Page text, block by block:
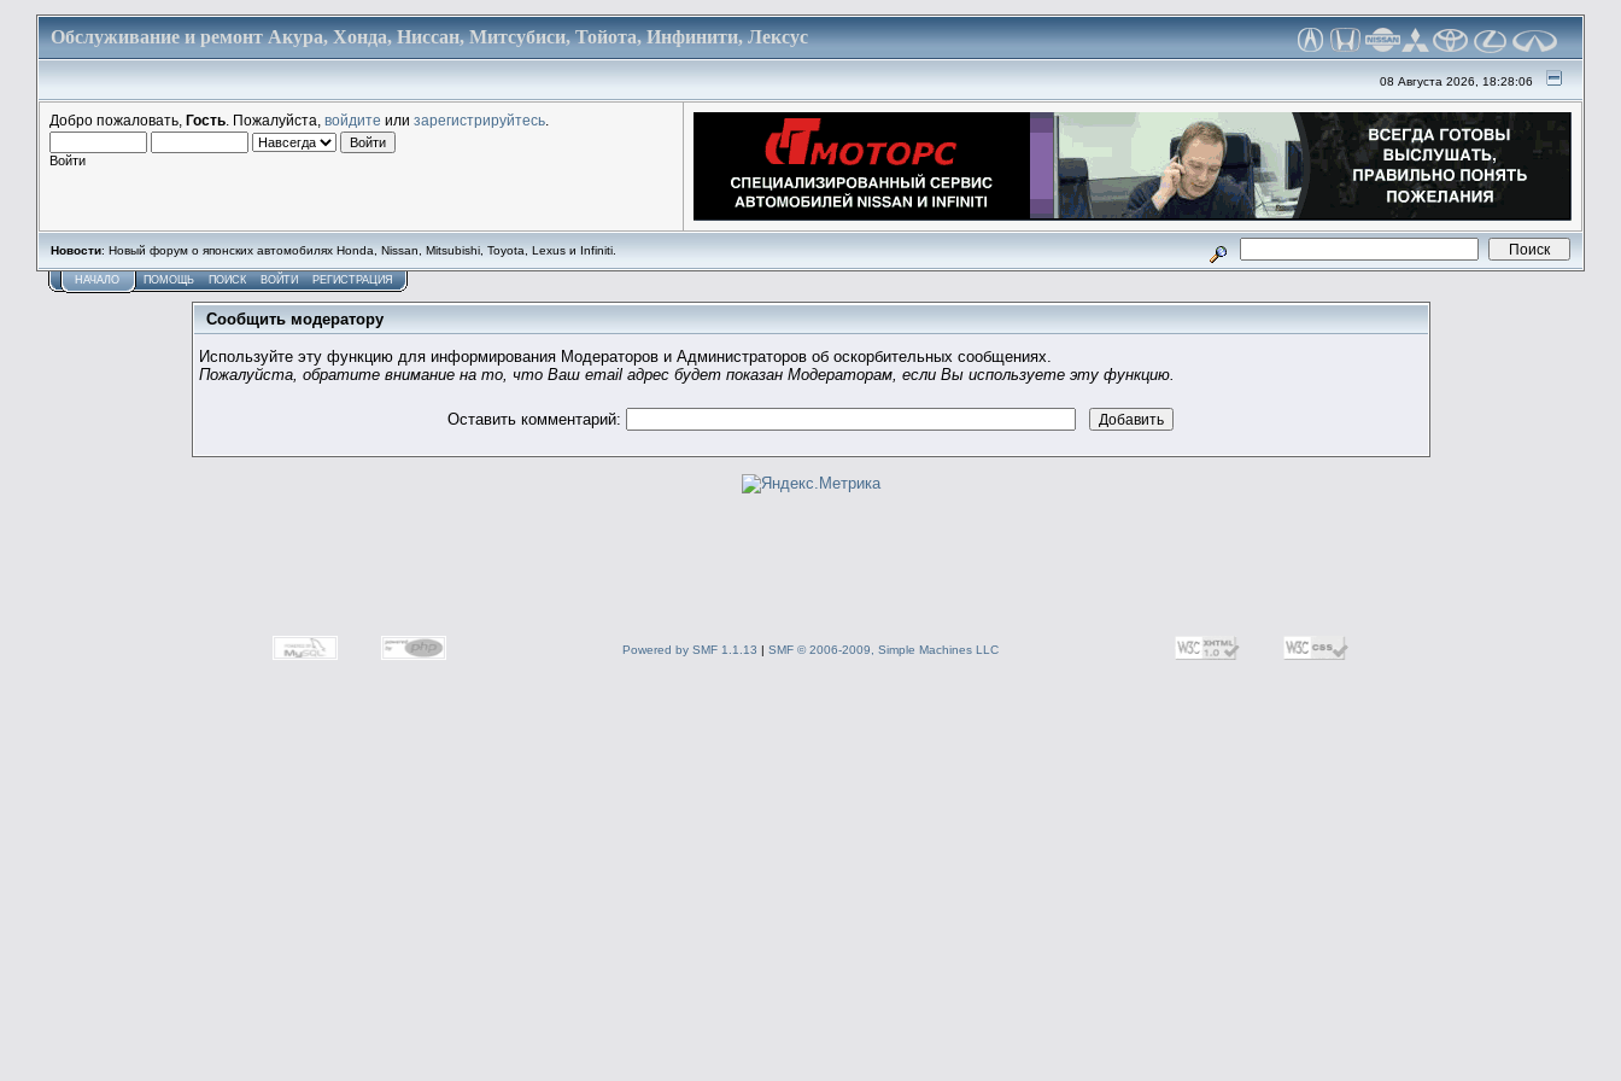
Обслуживание и ремонт Акура, Хонда, Ниссан, Митсубиси, Тойота, Инфинити, Лексус
08 Августа 2026, 18:28:06
Добро пожаловать, Гость . Пожалуйста, войдите или зарегистрируйтесь
Войти
Новости: Новый форум о японских автомобилях Honda, Nissan, Mitsubishi, Toyota, Lexus и Infiniti.
НАЧАЛО ПОМОЩЬ ПОИСК ВОЙТИ РЕГИСТРАЦИЯ
Сообщить модератору
Используйте эту функцию для информирования Модераторов и Администраторов об оскорбительных сообщениях.
Пожалуйста, обратите внимание на то, что Ваш email адрес будет показан Модераторам, если Вы используете эту функцию.
Оставить комментарий:
Powered by SMF 1.1.13 | SMF © 2006-2009, Simple Machines LLC